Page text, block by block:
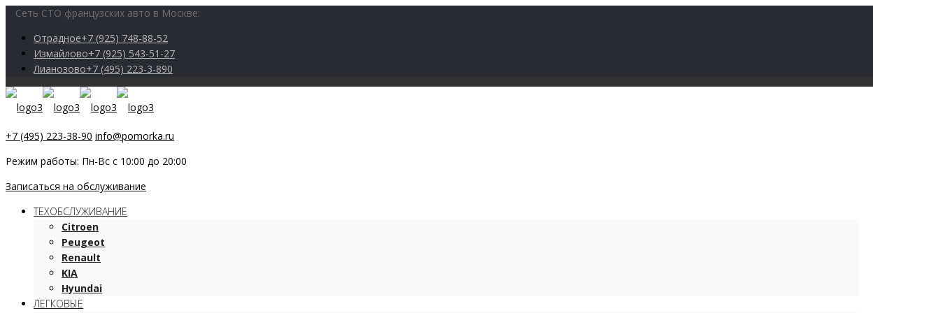
Сеть СТО французских авто в Москве:
Отрадное+7 (925) 748-88-52
Измайлово+7 (925) 543-51-27
Лианозово+7 (495) 223-3-890
+7 (495) 223-38-90 info@pomorka.ru
Режим работы: Пн-Вс с 10:00 до 20:00
Записаться на обслуживание
ТЕХОБСЛУЖИВАНИЕ
Citroen
Peugeot
Renault
KIA
Hyundai
ЛЕГКОВЫЕ